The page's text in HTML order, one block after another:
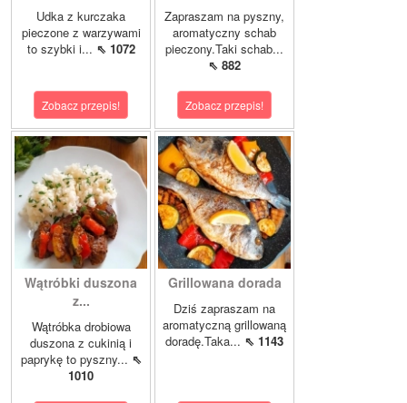
Udka z kurczaka
pieczone z warzywami
to szybki i... ⇖ 1072
Zobacz przepis!
Zapraszam na pyszny,
aromatyczny schab
pieczony.Taki schab...
⇖ 882
Zobacz przepis!
Wątróbki duszona
z...
Wątróbka drobiowa
duszona z cukinią i
paprykę to pyszny... ⇖
1010
Grillowana dorada
Dziś zapraszam na
aromatyczną grillowaną
doradę.Taka... ⇖ 1143